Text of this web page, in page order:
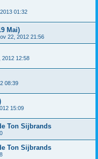
01:32
Mai)
22, 2012 21:56
2012 12:58
08:39
15:09
Ton Sijbrands
Ton Sijbrands